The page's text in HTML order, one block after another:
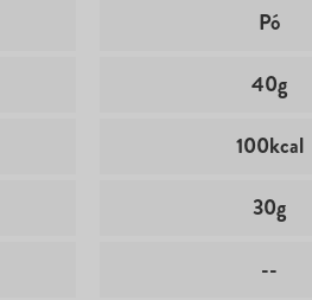
Pó
40g
100kcal
30g
--